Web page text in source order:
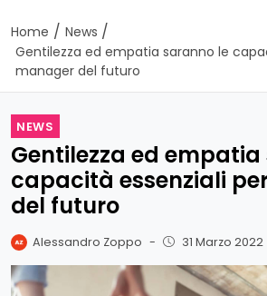
Home / News /
Gentilezza ed empatia saranno le
manager del futuro
NEWS
Gentilezza ed
capacità essenziali
del futuro
Alessandro Zoppo - 31 Marzo 2022